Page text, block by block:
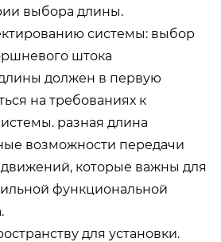
выбора длины.
системы: выбор
штока
должен в первую
на требованиях к
разная длина
возможности передачи
которые важны для
функциональной
для установки.